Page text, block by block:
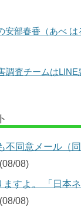
安部春香（あべ
調査チームはLINE
不同意メール（
08)
すよ。 「日本ネ
08)